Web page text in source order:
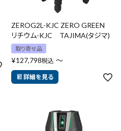
ZEROG2L-KJC ZERO GREEN
リチウム-KJC TAJIMA(タジマ)
取り寄せ品
¥127,798税込 〜
詳細を見る